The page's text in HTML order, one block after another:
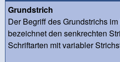
Grundstrich
Der Begriff des Grundstrichs
bezeichnet den senkrechten
Schriftarten mit variabler